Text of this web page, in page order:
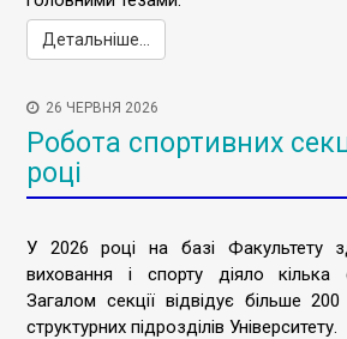
Детальніше...
26 ЧЕРВНЯ 2026
Робота спортивних
році
У 2026 році на базі Факультету
виховання і спорту діяло кілька
Загалом секції відвідує більше
структурних підрозділів Університету.